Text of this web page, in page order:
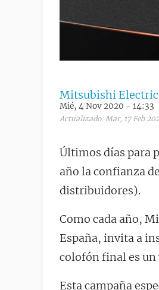
Mitsubishi Electric
Mié, 4 Nov 2020 - 14:33
Actualizado: Mar, 17 Feb
Últimos días para
año la confianza
distribuidores).
Como cada año,
España, invita a
colofón final es un
Esta campaña